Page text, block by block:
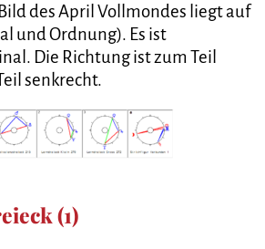
des April Vollmondes liegt auf
und Ordnung). Es ist
Die Richtung ist zum Teil
senkrecht.
(1)